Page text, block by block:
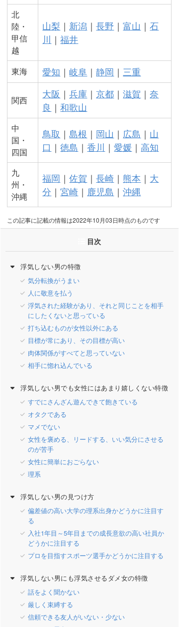
北
陸・
甲信
越
山梨 ｜ 新潟 ｜長野 ｜富山 ｜石
川 ｜福井
東海 愛知 ｜岐阜 ｜静岡 ｜ 三重
関西
大阪 ｜兵庫 ｜京都 ｜滋賀 ｜奈
良 ｜和歌山
中
国・
四国
鳥取 ｜島根 ｜ 岡山 ｜ 広島 ｜ 山
口 ｜徳島 ｜香川 ｜愛媛 ｜ 高知
九
州・
沖縄
福岡 ｜佐賀 ｜長崎 ｜ 熊本 ｜ 大
分 ｜宮崎 ｜ 鹿児島 ｜沖縄
この記事に記載の情報は2022年10月03日時点のものです
目次
浮気しない男の特徴
気分転換がうまい
人に敬意を払う
浮気された経験があり、それと同じことを相手
にしたくないと思っている
打ち込むものが女性以外にある
目標が常にあり、その目標が高い
肉体関係がすべてと思っていない
相手に惚れ込んでいる
浮気しない男でも女性にはあまり嬉しくない特徴
すでにさんざん遊んできて飽きている
オタクである
マメでない
女性を褒める、リードする、いい気分にさせる
のが苦手
女性に簡単におごらない
理系
浮気しない男の見つけ方
偏差値の高い大学の理系出身かどうかに注目す
る
入社1年目～5年目までの成長意欲の高い社員か
どうかに注目する
プロを目指すスポーツ選手かどうかに注目する
浮気しない男にも浮気させるダメ女の特徴
話をよく聞かない
厳しく束縛する
信頼できる友人がいない・少ない